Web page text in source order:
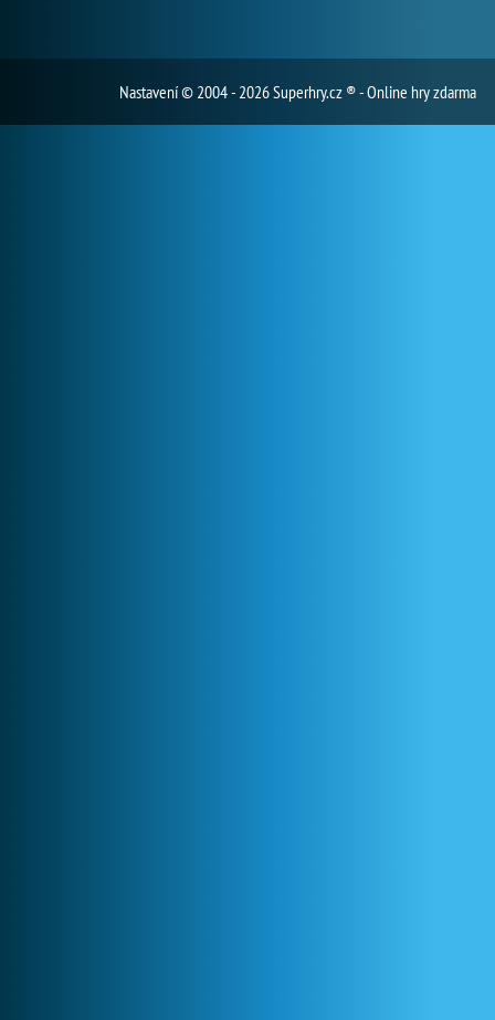
Nastavení© 2004 - 2026 Superhry.cz ® - Online hry zdarma